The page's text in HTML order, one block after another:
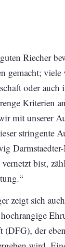
Riecher
gemacht;
oder
Kriterien
mit unserer
stringente
bist,
zeigt sich
der